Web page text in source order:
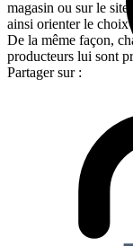
magasin ou sur le
ainsi orienter le choix
De la même façon,
producteurs lui sont
Partager sur :